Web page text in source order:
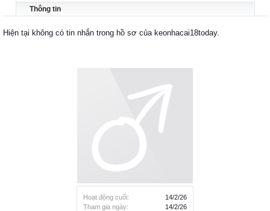
Hoạt động cuối:
14/2/26
Tham gia ngày:
14/2/26
Thông tin
Hiện tại không có tin nhắn trong hồ sơ của keonhacai18today.